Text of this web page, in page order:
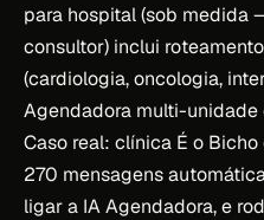
para hospital (sob medida
consultor) inclui
(cardiologia, oncologia,
Agendadora multi-
Caso real: clínica É o
270 mensagens
ligar a IA Agendadora, e